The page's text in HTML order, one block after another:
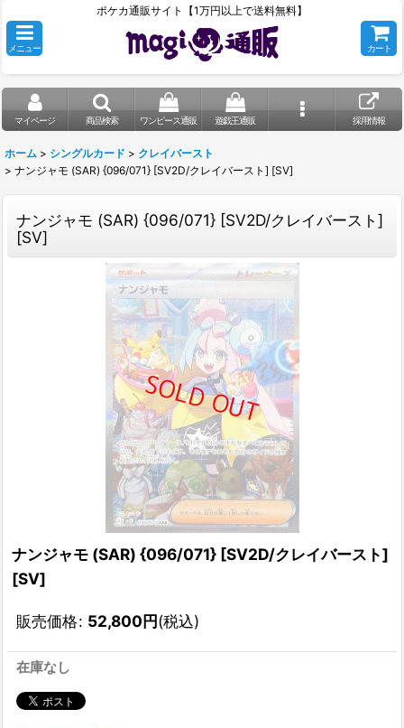
ポケカ通販サイト【1万円以上で送料無料】
メニュー カート
マイページ 商品検索 ワンピース通販 遊戯王通販 採用情報
ホーム > シングルカード > クレイバースト
> ナンジャモ (SAR) {096/071} [SV2D/クレイバースト] [SV]
ナンジャモ (SAR) {096/071} [SV2D/クレイバースト]
[SV]
ナンジャモ (SAR) {096/071} [SV2D/クレイバースト]
[SV]
販売価格: 52,800円(税込)
在庫なし